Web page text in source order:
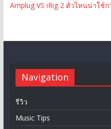
Amplug VS iRig 2 ตัวไหนน่าใช้
Navigation
รีวิว
Music Tips